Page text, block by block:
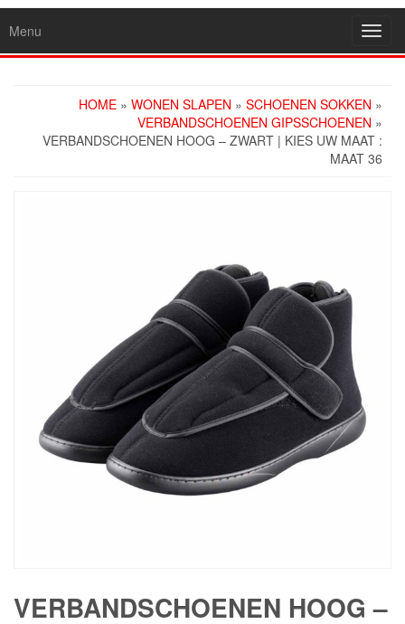
Menu
HOME » WONEN SLAPEN » SCHOENEN SOKKEN »
VERBANDSCHOENEN GIPSSCHOENEN »
VERBANDSCHOENEN HOOG – ZWART | KIES UW MAAT :
MAAT 36
VERBANDSCHOENEN HOOG –